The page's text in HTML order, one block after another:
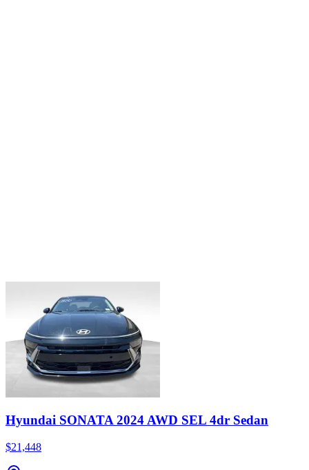
Hyundai SONATA 2024 AWD SEL 4dr Sedan
$21,448